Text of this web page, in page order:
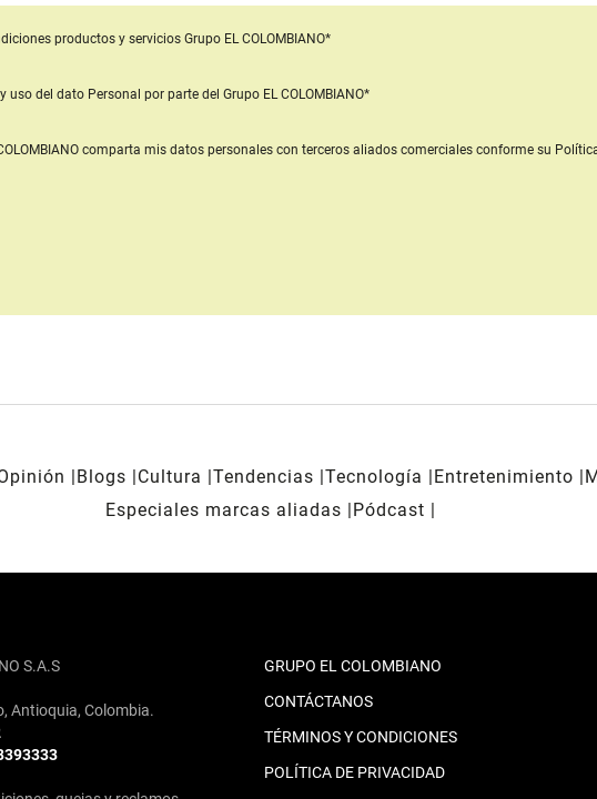
productos y servicios Grupo EL COLOMBIANO*
uso del dato Personal por parte del Grupo EL COLOMBIANO*
comparta mis datos personales con terceros aliados comercialesconforme su
Blogs Cultura Tendencias Tecnología Entretenimiento
Especiales marcas aliadas
Pódcast
S.A.S
Antioquia, Colombia.
GRUPO EL COLOMBIANO
CONTÁCTANOS
TÉRMINOS Y CONDICIONES
POLÍTICA DE PRIVACIDAD